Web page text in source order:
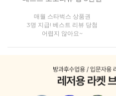
매월 스타벅스 상품권
3명 지급! 베스트 리뷰 당첨
어렵지 않아요~